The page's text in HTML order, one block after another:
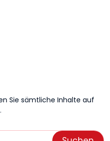
Sie sämtliche Inhalte auf